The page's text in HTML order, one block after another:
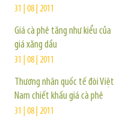
31 | 08 | 2011
Giá cà phê tăng như kiểu của
giá xăng dầu
31 | 08 | 2011
Thương nhân quốc tế đòi Việt
Nam chiết khấu giá cà phê
31 | 08 | 2011